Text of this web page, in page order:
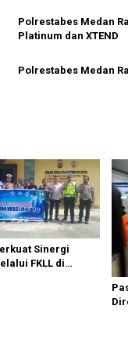
Polrestabes Medan
Platinum dan XTEND
Polrestabes Medan
Sinergi
FKLL di